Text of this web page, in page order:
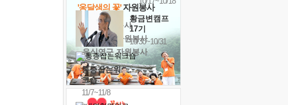
황금변캠프
17기
10/30~10/31
통증잡는워
크숍
11/7~11/8
'옹달샘의 꽃'자원봉사
· 청년 자원봉사
· 금빛청년 자원봉사
· 음식연구 자원봉사